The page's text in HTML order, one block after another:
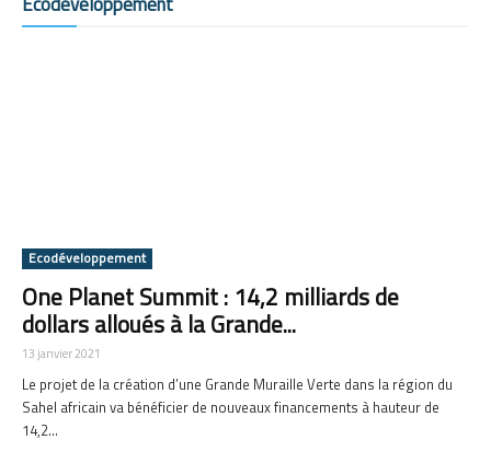
Ecodéveloppement
One Planet Summit : 14,2 milliards de
dollars alloués à la Grande...
13 janvier 2021
Le projet de la création d’une Grande Muraille Verte dans la région du
Sahel africain va bénéficier de nouveaux financements à hauteur de
14,2...